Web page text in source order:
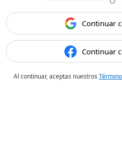
Continuar
Continuar
Al continuar, aceptas nuestros